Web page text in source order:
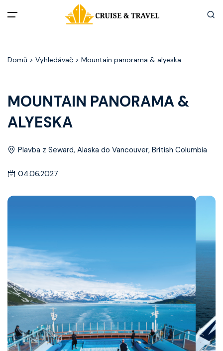
Akční nabídky
Destinace
Zážitky z plaveb
Užitečné informace
Často kladené otázky
Vyhledat plavbu
Domů > Vyhledávač > Mountain panorama & alyeska
MOUNTAIN PANORAMA &
ALYESKA
Plavba z Seward, Alaska do Vancouver, British Columbia
04.06.2027